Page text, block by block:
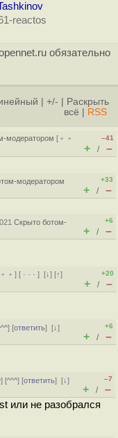
reactos
обязательно
+/-
Раскрыть
всё
RSS
модератором [ ﹢﹢
–41
+ / –
модератором
+33
+ / –
Скрыто ботом-
+6
+ / –
] [ · · ·][↓] [↑]
+20
+ / –
] [ответить][↓]
+6
+ / –
] [^^^] [ответить][↓]
–7
+ / –
или не разобрался